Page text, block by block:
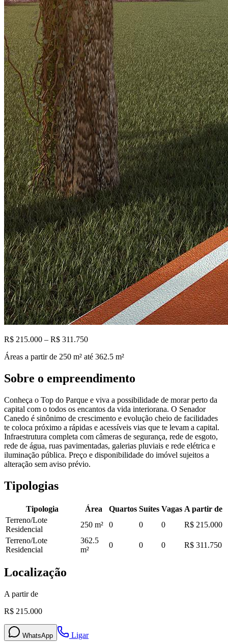
R$ 215.000 – R$ 311.750
Áreas a partir de 250 m² até 362.5 m²
Sobre o empreendimento
Conheça o Top do Parque e viva a possibilidade de morar perto da
capital com o todos os encantos da vida interiorana. O Senador
Canedo é sinônimo de crescimento e evolução cheio de facilidades
te coloca próximo a rápidas e acessíveis vias que te levam a capital.
Infraestrutura completa com câmeras de segurança, rede de esgoto,
rede de água, ruas pavimentadas, galerias pluviais e rede elétrica e
iluminação pública. Preço e disponibilidade do imóvel sujeitos a
alteração sem aviso prévio.
Tipologias
Tipologia Área Quartos Suítes Vagas A partir de
Terreno/Lote
Residencial
250 m² 0 0 0
R$ 215.000
Terreno/Lote
Residencial
362.5
m²
0 0 0 R$ 311.750
Localização
A partir de
R$ 215.000
WhatsApp Ligar